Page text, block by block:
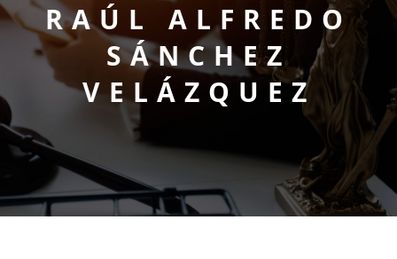
RAÚL ALFREDO
SÁNCHEZ
VELÁZQUEZ